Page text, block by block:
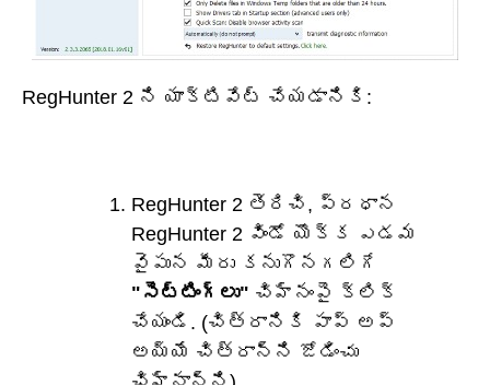
RegHunter 2 ని యాక్టివేట్ చేయడానికి:
RegHunter 2 తెరిచి, ప్రధాన
RegHunter 2 విండో యొక్క ఎడమ
వైపున మీరు కనుగొనగలిగే
"సెట్టింగ్‌లు" చిహ్నంపై క్లిక్
చేయండి. (చిత్రానికి పాప్ అప్
అయ్యే చిత్రాన్ని జోడించు